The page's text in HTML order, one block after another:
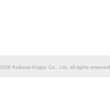
Kokusai Kogyo Co., Ltd. all rights reserved.